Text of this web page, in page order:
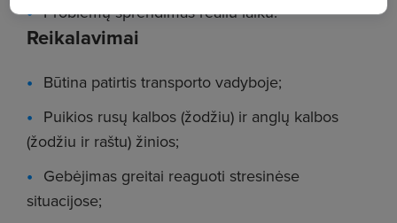
Problemų sprendimas realiu laiku.
Reikalavimai
Būtina patirtis transporto vadyboje;
Puikios rusų kalbos (žodžiu) ir anglų kalbos
(žodžiu ir raštu) žinios;
Gebėjimas greitai reaguoti stresinėse
situacijose;